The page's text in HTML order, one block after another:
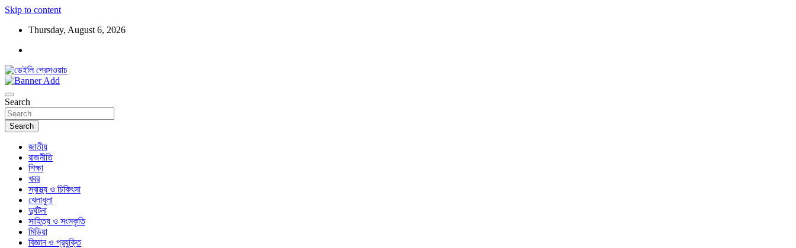
Skip to content
Thursday, August 6, 2026
ডেইলি প্রেসওয়াচ
Search
Search
জাতীয়
রাজনীতি
শিক্ষা
খবর
স্বাস্থ্য ও চিকিৎসা
খেলাধুলা
দুর্ঘটনা
সাহিত্য ও সংস্কৃতি
মিডিয়া
বিজ্ঞান ও প্রযুক্তি